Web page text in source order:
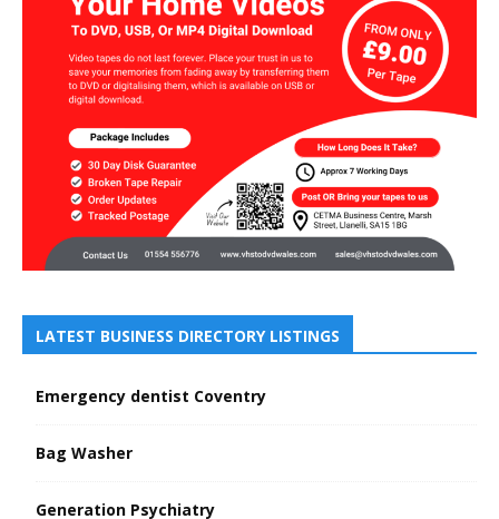
LATEST BUSINESS DIRECTORY LISTINGS
Emergency dentist Coventry
Bag Washer
Generation Psychiatry